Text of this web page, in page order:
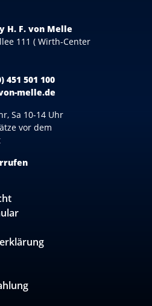
H. F. von Melle
111 ( Wirth-Center
451 501 100
melle.de
Sa 10-14 Uhr
vor dem